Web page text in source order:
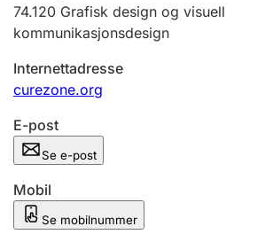
Andre tema
74.120 Grafisk design og visuell
kommunikasjonsdesign
Internettadresse
curezone.org
E-post
Se e-post
Mobil
Se mobilnummer